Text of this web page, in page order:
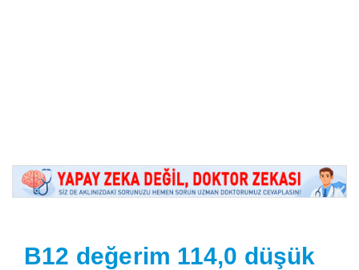
B12 değerim 114,0 düşük